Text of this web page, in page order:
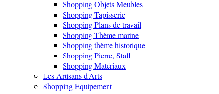
Shopping Objets Meubles
Shopping Tapisserie
Shopping Plans de travail
Shopping Thème marine
Shopping thème historique
Shopping Pierre, Staff
Shopping Matériaux
Les Artisans d'Arts
Shopping Equipement